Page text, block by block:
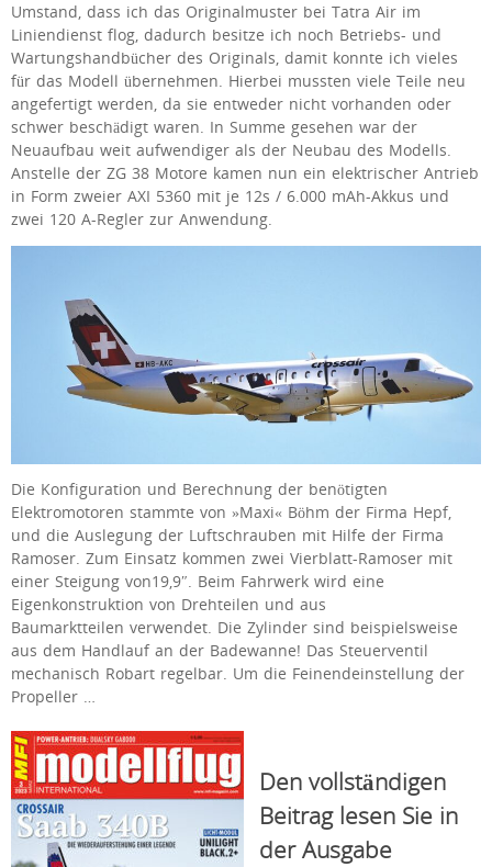
Umstand, dass ich das Originalmuster bei Tatra Air im
Liniendienst flog, dadurch besitze ich noch Betriebs- und
Wartungshandbücher des Originals, damit konnte ich vieles
für das Modell übernehmen. Hierbei mussten viele Teile neu
angefertigt werden, da sie entweder nicht vorhanden oder
schwer beschädigt waren. In Summe gesehen war der
Neuaufbau weit aufwendiger als der Neubau des Modells.
Anstelle der ZG 38 Motore kamen nun ein elektrischer Antrieb
in Form zweier AXI 5360 mit je 12s / 6.000 mAh-Akkus und
zwei 120 A-Regler zur Anwendung.
Die Konfiguration und Berechnung der benötigten
Elektromotoren stammte von »Maxi« Böhm der Firma Hepf,
und die Auslegung der Luftschrauben mit Hilfe der Firma
Ramoser. Zum Einsatz kommen zwei Vierblatt-Ramoser mit
einer Steigung von19,9″. Beim Fahrwerk wird eine
Eigenkonstruktion von Drehteilen und aus
Baumarktteilen verwendet. Die Zylinder sind beispielsweise
aus dem Handlauf an der Badewanne! Das Steuerventil
mechanisch Robart regelbar. Um die Feinendeinstellung der
Propeller …
Den vollständigen
Beitrag lesen Sie in
der Ausgabe